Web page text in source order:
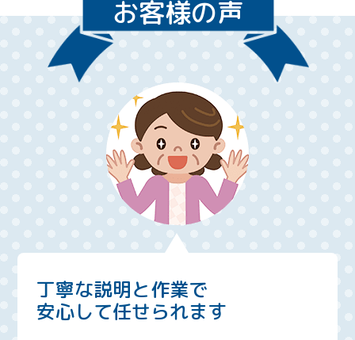
お客様の声
丁寧な説明と作業で
安心して任せられます